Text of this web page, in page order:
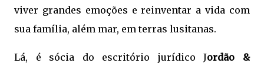
viver grandes emoções e reinventar a vida com
sua família, além mar, em terras lusitanas.
Lá, é sócia do escritório jurídico Jordão &